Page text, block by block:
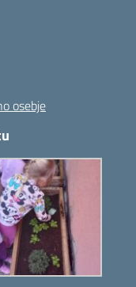
osebje